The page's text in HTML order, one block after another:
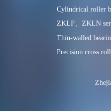
Cylindrical roller
ZKLF、ZKLN
Thin-walled
Precision cross